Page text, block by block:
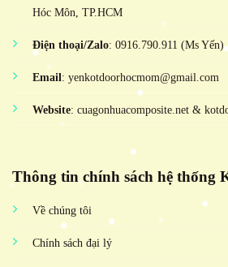
Hóc Môn, TP.HCM
Điện thoại/Zalo: 0916.790.911 (Ms Yến)
Email: yenkotdoorhocmom@gmail.com
Website: cuagonhuacomposite.net &
Thông tin chính sách hệ thống
Về chúng tôi
Chính sách đại lý